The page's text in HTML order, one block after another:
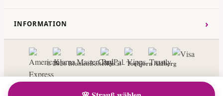
INFORMATION ›
© 2026 BlumenBestellen.at -Torbjorn Ahlberg